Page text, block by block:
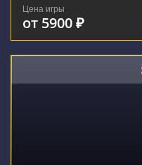
Цена игры
от 5900 ₽